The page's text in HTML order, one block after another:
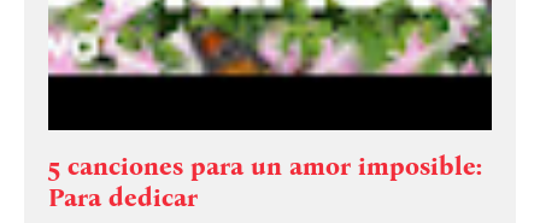
5 canciones para un amor imposible:
Para dedicar